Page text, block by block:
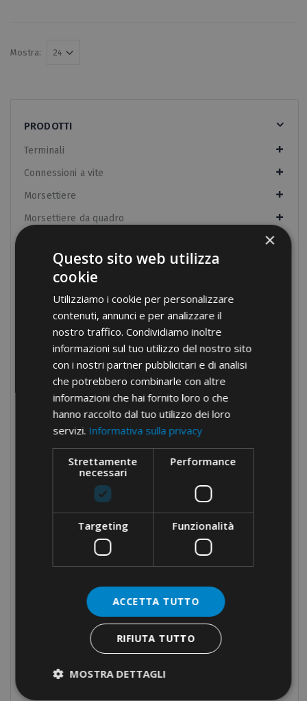
Mostra:
PRODOTTI
Terminali
Connessioni a vite
Morsettiere
Morsettiere da quadro
Pressacavi in ottone
Fascette
Componenti per quadri
Attrezzature manuali
Aggraffatrici HB
Aggraffatrici CRIM
Aggraffatrici CRIMDEM
Aggraffatrici CRIMQ
Aggraffatrici parallele
Aggraffatrici per RJ
Aggraffatrici per bussola in bandella
Aggraffatrici a manici lunghi
Attrezzature oleodinamiche
Nastri isolanti
×
Questo sito web utilizza
cookie
Utilizziamo i cookie per personalizzare
contenuti, annunci e per analizzare il
nostro traffico. Condividiamo inoltre
informazioni sul tuo utilizzo del nostro sito
con i nostri partner pubblicitari e di analisi
che potrebbero combinarle con altre
informazioni che hai fornito loro o che
hanno raccolto dal tuo utilizzo dei loro
servizi. Informativa sulla privacy
Strettamente
necessari
Performance
Targeting Funzionalità
ACCETTA TUTTO
RIFIUTA TUTTO
MOSTRA DETTAGLI